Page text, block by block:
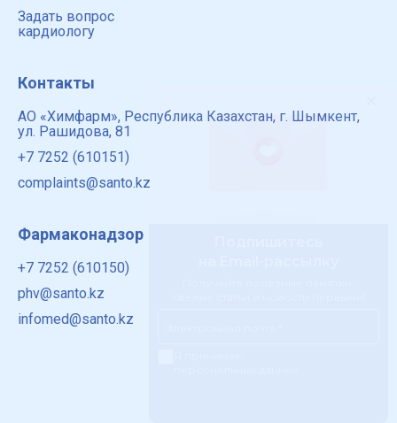
Задать вопрос
кардиологу
Контакты
АО «Химфарм», Республика Казахстан, г. Шымкент,
ул. Рашидова, 81
+7 7252 (610151)
complaints@santo.kz
Фармаконадзор
+7 7252 (610150)
phv@santo.kz
infomed@santo.kz